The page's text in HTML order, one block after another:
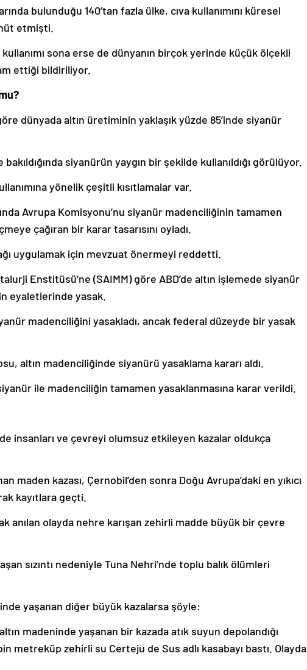
bulunduğu 140’tan fazla ülke, cıva kullanımını küresel
etmişti.
sona erse de dünyanın birçok yerinde küçük ölçekli
ettiği bildiriliyor.
dünyada altın üretiminin yaklaşık yüzde 85’inde siyanür
siyanürün yaygın bir şekilde kullanıldığı görülüyor.
yönelik çeşitli kısıtlamalar var.
Avrupa Komisyonu’nu siyanür madenciliğinin tamamen
çağıran bir karar tasarısını oyladı.
uygulamak için mevzuat önermeyi reddetti.
Enstitüsü’ne (SAIMM) göre ABD’de altın işlemede siyanür
eyaletlerinde yasak.
madenciliğini yasakladı, ancak federal düzeyde bir yasak
altın madenciliğinde siyanürü yasaklama kararı aldı.
ile madenciliğin tamamen yasaklanmasına karar verildi.
insanları ve çevreyi olumsuz etkileyen kazalar oldukça
maden kazası, Çernobil’den sonra Doğu Avrupa’daki en yıkıcı
kayıtlara geçti.
anılan olayda nehre karışan zehirli madde büyük bir çevre
sızıntı nedeniyle Tuna Nehri’nde toplu balık ölümleri
yaşanan diğer büyük kazalarsa şöyle:
madeninde yaşanan bir kazada atık suyun depolandığı
metreküp zehirli su Certeju de Sus adlı kasabayı bastı. Olayda